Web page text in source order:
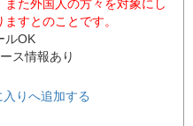
た外国人の方々を対象にし
すとのことです。
ルOK
ス情報あり
入りへ追加する